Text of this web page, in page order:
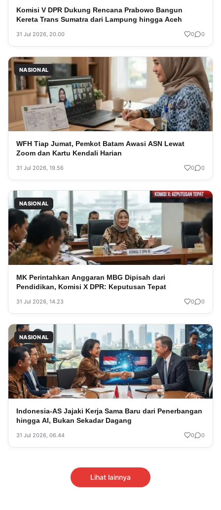
Komisi V DPR Dukung Rencana Prabowo Bangun
Kereta Trans Sumatra dari Lampung hingga Aceh
31 Jul 2026, 20.00 0 0
NASIONAL
WFH Tiap Jumat, Pemkot Batam Awasi ASN Lewat
Zoom dan Kartu Kendali Harian
31 Jul 2026, 19.56 0 0
NASIONAL
MK Perintahkan Anggaran MBG Dipisah dari
Pendidikan, Komisi X DPR: Keputusan Tepat
31 Jul 2026, 14.23 0 0
NASIONAL
Indonesia-AS Jajaki Kerja Sama Baru dari Penerbangan
hingga AI, Bukan Sekadar Dagang
31 Jul 2026, 06.44 0 0
Lihat lainnya